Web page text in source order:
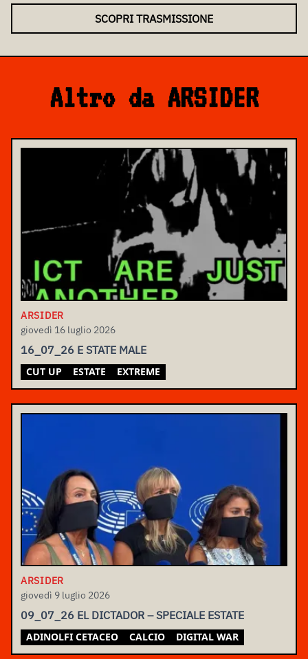
SCOPRI TRASMISSIONE
Altro da ARSIDER
ARSIDER
giovedì 16 luglio 2026
16_07_26 E STATE MALE
CUT UP ESTATE EXTREME
ARSIDER
giovedì 9 luglio 2026
09_07_26 EL DICTADOR – SPECIALE ESTATE
ADINOLFI CETACEO CALCIO DIGITAL WAR